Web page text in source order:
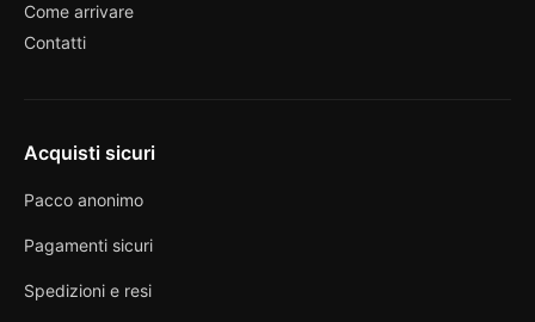
Come arrivare
Contatti
Acquisti sicuri
Pacco anonimo
Pagamenti sicuri
Spedizioni e resi